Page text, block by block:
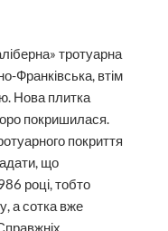
тротуарна
Франківська, втім
Нова плитка
покришилася.
покриття
що
році, тобто
а сотка вже